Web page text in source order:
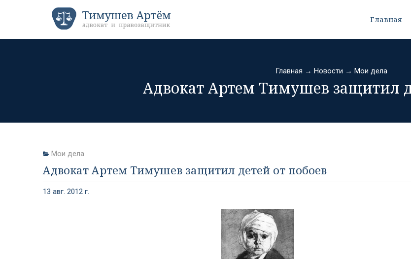
Главная
Главная → Новости → Мои дела
Адвокат Артем Тимушев защитил
Мои дела
Адвокат Артем Тимушев защитил детей от побоев
13 авг. 2012 г.